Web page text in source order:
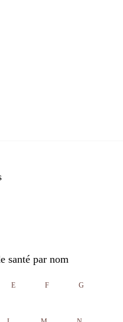
santé par nom
E F G